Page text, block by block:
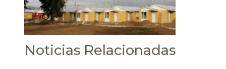
Noticias Relacionadas